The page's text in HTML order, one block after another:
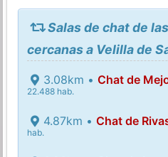
Salas de chat de
cercanas a Velilla de
3.08km • Chat de
22.488 hab.
4.87km • Chat de
hab.